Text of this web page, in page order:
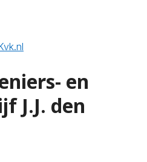
en
J.J. den